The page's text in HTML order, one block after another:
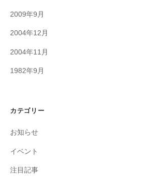
2009年9月
2004年12月
2004年11月
1982年9月
カテゴリー
お知らせ
イベント
注目記事